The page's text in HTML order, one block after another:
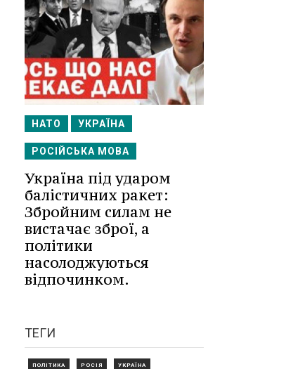
НАТО УКРАЇНА
РОСІЙСЬКА МОВА
Україна під ударом
балістичних ракет:
Збройним силам не
вистачає зброї, а
політики
насолоджуються
відпочинком.
ТЕГИ
ПОЛІТИКА РОСІЯ УКРАЇНА